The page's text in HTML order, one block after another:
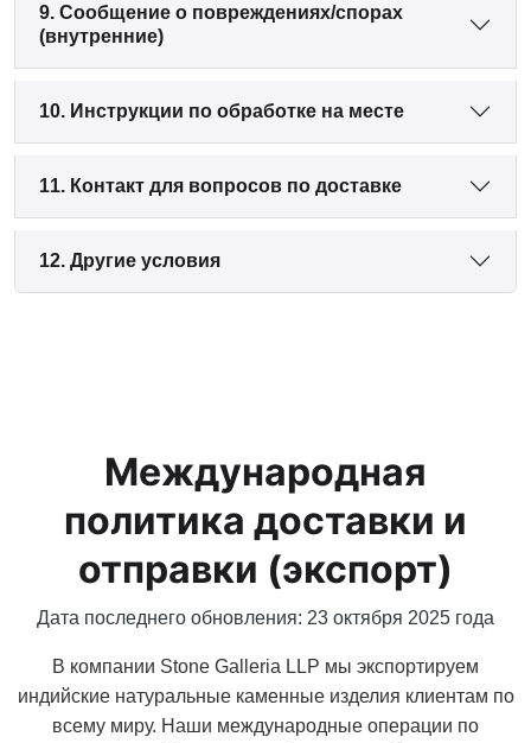
9. Сообщение о повреждениях/спорах
(внутренние)
10. Инструкции по обработке на месте
11. Контакт для вопросов по доставке
12. Другие условия
Международная
политика доставки и
отправки (экспорт)
Дата последнего обновления: 23 октября 2025 года
В компании Stone Galleria LLP мы экспортируем
индийские натуральные каменные изделия клиентам по
всему миру. Наши международные операции по